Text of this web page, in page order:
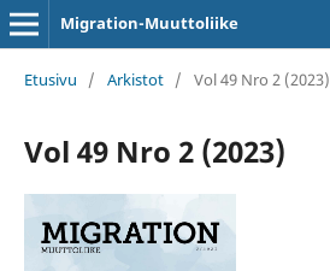
Migration-Muuttoliike
Etusivu / Arkistot / Vol 49 Nro 2 (2023)
Vol 49 Nro 2 (2023)